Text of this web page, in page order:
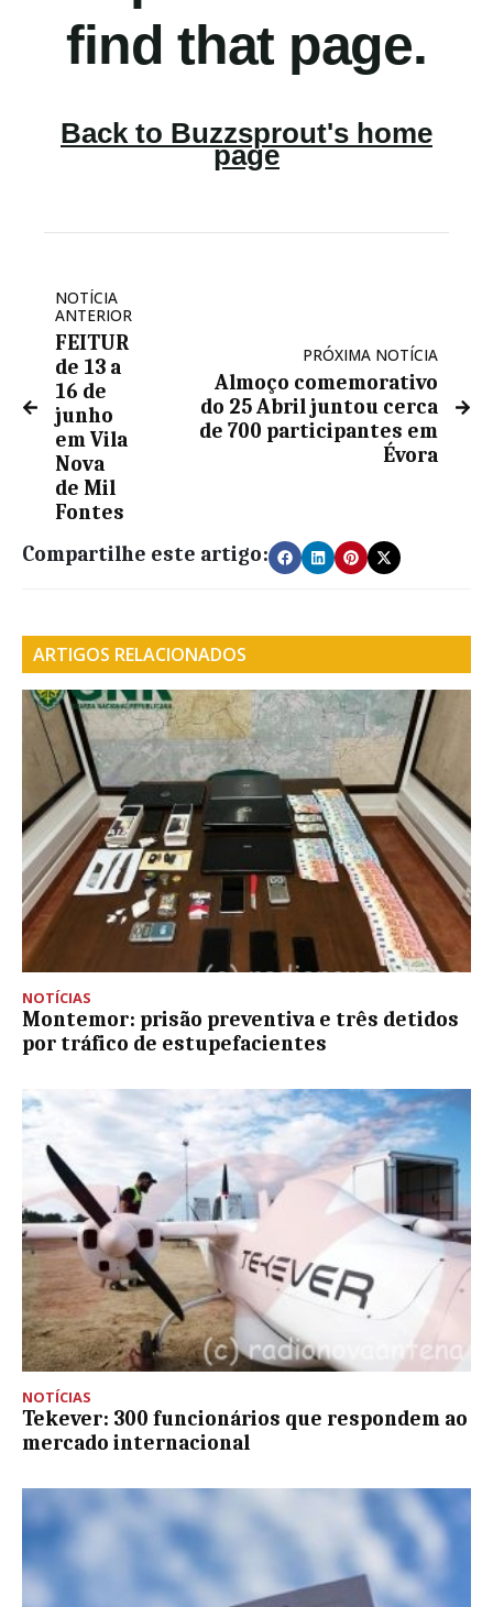
NOTÍCIA
ANTERIOR
FEITUR
de 13 a
16 de
junho
em Vila
Nova
de Mil
Fontes
PRÓXIMA NOTÍCIA
Almoço comemorativo
do 25 Abril juntou cerca
de 700 participantes em
Évora
Compartilhe este artigo:
ARTIGOS RELACIONADOS
NOTÍCIAS
Montemor: prisão preventiva e três detidos
por tráfico de estupefacientes
NOTÍCIAS
Tekever: 300 funcionários que respondem ao
mercado internacional